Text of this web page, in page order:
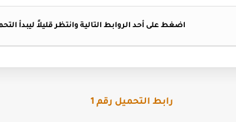
اضغط على أحد الروابط التالية وانتظر قليلاً ليبدأ
رابط التحميل رقم 1